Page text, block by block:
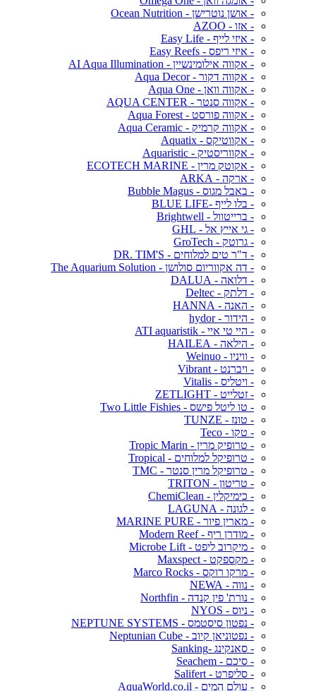
- אושן נוטרישן - Ocean Nutrition
- אזו - AZOO
- איזי לייף - Easy Life
- איזי ריפס - Easy Reefs
- אקווה אילומינשיין - AI Aqua Illumination
- אקווה דקור - Aqua Decor
- אקווה וואן - Aqua One
- אקווה סנטר - AQUA CENTER
- אקווה פורסט - Aqua Forest
- אקווה קרמיק - Aqua Ceramic
- אקווטיקס - Aquatix
- אקווריסטיק - Aquaristic
- אקוטק מרין - ECOTECH MARINE
- ארקה - ARKA
- באבל מגוס - Bubble Magus
- בלו לייף -BLUE LIFE
- ברייטוול - Brightwell
- גי אייץ אל - GHL
- גרוטק - GroTech
- ד"ר טים למלוחים - DR. TIM'S
- דה אקווריום סולושן - The Aquarium Solution
- דלואה - DALUA
- דלתק - Deltec
- האנה - HANNA
- הידור - hydor
- היי טי איי - ATI aquaristik
- הילאה - HAILEA
- וויניו - Weinuo
- ויברנט - Vibrant
- ויטליס - Vitalis
- זטלייט - ZETLIGHT
- טו ליטל פישס - Two Little Fishies
- טונז - TUNZE
- טקו - Teco
- טרופיק מרין - Tropic Marin
- טרופיקל למלוחים - Tropical
- טרופיקל מרין סנטר - TMC
- טריטון - TRITON
- כימיקלין - ChemiClean
- לגונה - LAGUNA
- מארין פיור - MARINE PURE
- מודרן ריף - Modern Reef
- מיקרוב ליפט - Microbe Lift
- מקספקט - Maxspect
- מרקו רוקס - Marco Rocks
- נווה - NEWA
- נורת' פין קנדה - Northfin
- ניוס - NYOS
- נפטון סיסטמס - NEPTUNE SYSTEMS
- נפטוניאן קיוב - Neptunian Cube
- סאנקינג -Sanking
- סיכם - Seachem
- סליפרט - Salifert
- עולם המים - AquaWorld.co.il